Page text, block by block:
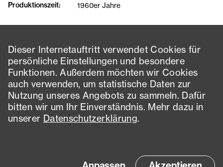
Produktionszeit: 1960er Jahre
Schlagworte
Broschüre Druckerzeugnis FDGB Freizeit
Kreuzfahrt Luxus Papiererzeugnis Privilegien
Prospekt Urlaub 60er
Dieser Internetauftritt verwendet Cookies für
persönliche Einstellungen und besondere
Funktionen. Außerdem möchten wir Cookies
auch verwenden, um statistische Daten zur
Nutzung unseres Angebots zu sammeln. Dafür
bitten wir um Ihr Einverständnis. Mehr dazu in
unserer Datenschutzerklärung.